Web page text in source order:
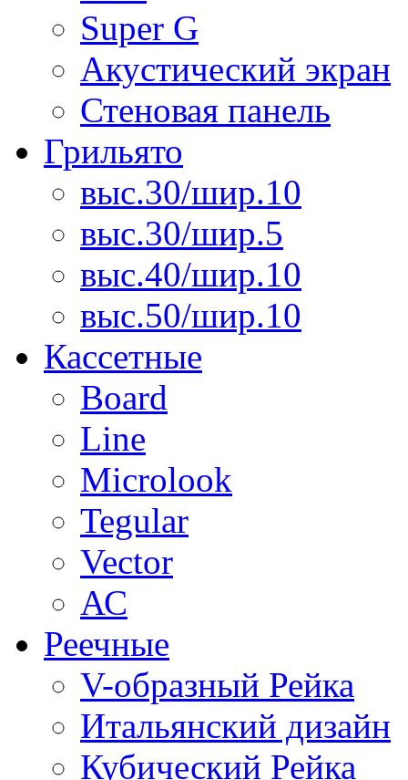
Super G
Акустический экран
Стеновая панель
Грильято
выс.30/шир.10
выс.30/шир.5
выс.40/шир.10
выс.50/шир.10
Кассетные
Board
Line
Microlook
Tegular
Vector
АС
Реечные
V-образный Рейка
Итальянский дизайн
Кубический Рейка